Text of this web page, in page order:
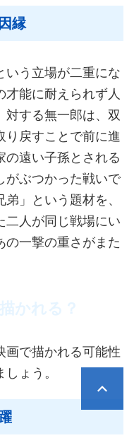
縁
いう立場が二重にな
才能に耐えられず人
対する無一郎は、双
り戻すことで前に進
の遠い子孫とされる
がぶつかった戦いで
」という題材を、
二人が同じ戦場にい
一撃の重さがまた
かれる？
画で描かれる可能性
ょう。